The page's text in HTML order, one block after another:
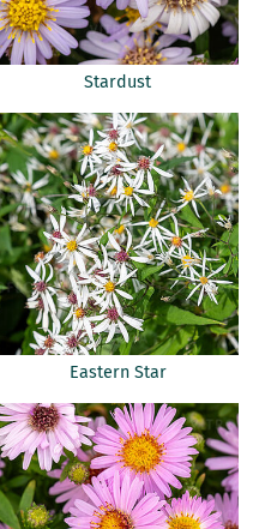
Stardust
Eastern Star